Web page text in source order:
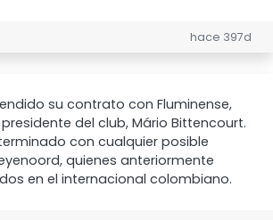
hace 397d
su contrato con Fluminense,
del club, Mário Bittencourt.
con cualquier posible
quienes anteriormente
en el internacional colombiano.